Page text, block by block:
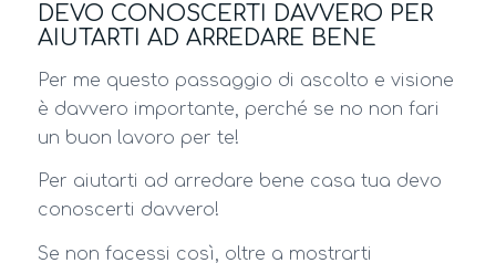
DEVO CONOSCERTI DAVVERO PER
AIUTARTI AD ARREDARE BENE
Per me questo passaggio di ascolto e visione
è davvero importante, perché se no non fari
un buon lavoro per te!
Per aiutarti ad arredare bene casa tua devo
conoscerti davvero!
Se non facessi così, oltre a mostrarti